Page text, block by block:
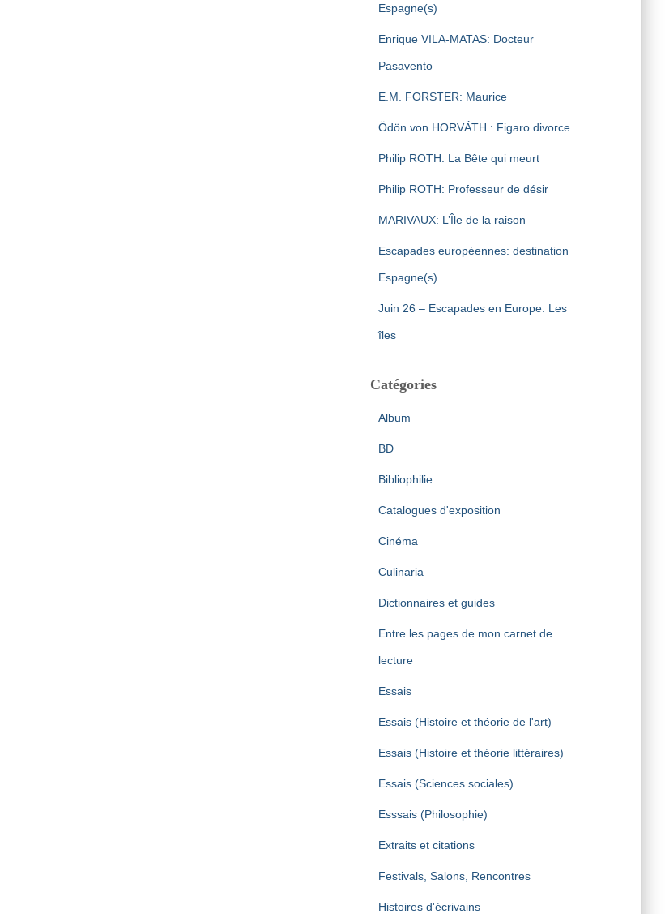
Espagne(s)
Enrique VILA-MATAS: Docteur
Pasavento
E.M. FORSTER: Maurice
Ödön von HORVÁTH : Figaro divorce
Philip ROTH: La Bête qui meurt
Philip ROTH: Professeur de désir
MARIVAUX: L’Île de la raison
Escapades européennes: destination
Espagne(s)
Juin 26 – Escapades en Europe: Les
îles
Catégories
Album
BD
Bibliophilie
Catalogues d'exposition
Cinéma
Culinaria
Dictionnaires et guides
Entre les pages de mon carnet de
lecture
Essais
Essais (Histoire et théorie de l'art)
Essais (Histoire et théorie littéraires)
Essais (Sciences sociales)
Esssais (Philosophie)
Extraits et citations
Festivals, Salons, Rencontres
Histoires d'écrivains